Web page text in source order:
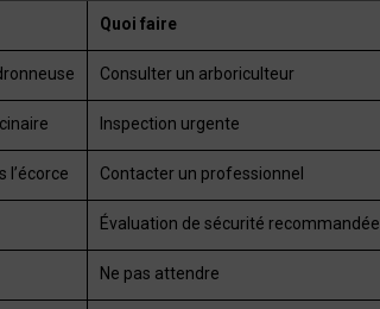
Quoi faire
Consulter un arboriculteur
Inspection urgente
l’écorce Contacter un professionnel
Évaluation de sécurité recommandée
Ne pas attendre